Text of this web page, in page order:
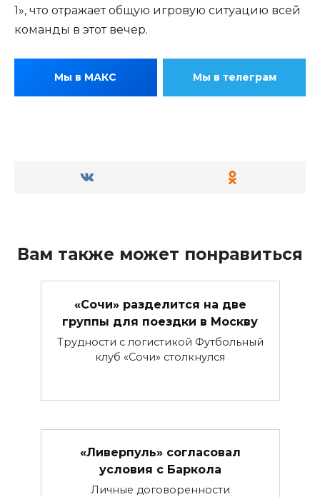
1», что отражает общую игровую ситуацию всей
команды в этот вечер.
Мы в МАКС Мы в телеграм
Вам также может понравиться
«Сочи» разделится на две
группы для поездки в Москву
Трудности с логистикой Футбольный
клуб «Сочи» столкнулся
«Ливерпуль» согласовал
условия с Баркола
Личные договоренности